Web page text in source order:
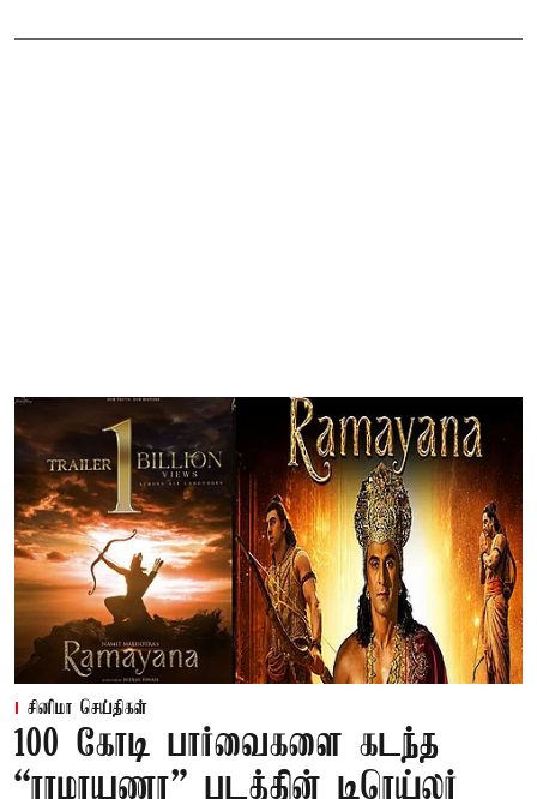
சினிமா செய்திகள்
100 கோடி பார்வைகளை கடந்த
“ராமாயணா” படத்தின் டிரெய்லர்